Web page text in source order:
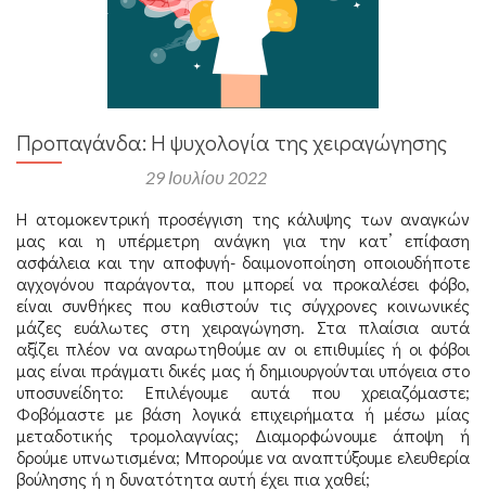
Προπαγάνδα: Η ψυχολογία της χειραγώγησης
29 Ιουλίου 2022
Η ατομοκεντρική προσέγγιση της κάλυψης των αναγκών
μας και η υπέρμετρη ανάγκη για την κατ’ επίφαση
ασφάλεια και την αποφυγή- δαιμονοποίηση οποιουδήποτε
αγχογόνου παράγοντα, που μπορεί να προκαλέσει φόβο,
είναι συνθήκες που καθιστούν τις σύγχρονες κοινωνικές
μάζες ευάλωτες στη χειραγώγηση. Στα πλαίσια αυτά
αξίζει πλέον να αναρωτηθούμε αν οι επιθυμίες ή οι φόβοι
μας είναι πράγματι δικές μας ή δημιουργούνται υπόγεια στο
υποσυνείδητο: Επιλέγουμε αυτά που χρειαζόμαστε;
Φοβόμαστε με βάση λογικά επιχειρήματα ή μέσω μίας
μεταδοτικής τρομολαγνίας; Διαμορφώνουμε άποψη ή
δρούμε υπνωτισμένα; Μπορούμε να αναπτύξουμε ελευθερία
βούλησης ή η δυνατότητα αυτή έχει πια χαθεί;